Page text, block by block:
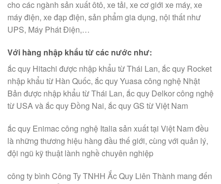
cho các ngành sản xuất ôtô, xe tải, xe cơ giới xe máy, xe
máy điện, xe đạp điện, sản phẩm gia dụng, nội thất như
UPS, Máy Phát Điện,…
Với hàng nhập khẩu từ các nước như:
ắc quy Hitachi được nhập khẩu từ Thái Lan, ắc quy Rocket
nhập khẩu từ Hàn Quốc, ắc quy Yuasa công nghệ Nhật
Bản được nhập khẩu từ Thái Lan, ắc quy Delkor công nghệ
từ USA và ắc quy Đồng Nai, ắc quy GS từ Việt Nam
ắc quy Enimac công nghệ Italia sản xuất tại Việt Nam đều
là những thương hiệu hàng đầu thế giới, cùng với quản lý,
đội ngũ kỹ thuật lành nghề chuyên nghiệp
công ty bình Công Ty TNHH Ắc Quy Liên Thành mang đến